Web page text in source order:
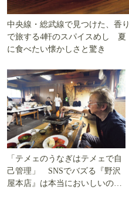
中央線・総武線で見つけた、香り
で旅する4軒のスパイスめし 夏
に食べたい懐かしさと驚き
「テメェのうなぎはテメェで自
己管理」 SNSでバズる『野沢
屋本店』は本当においしいの